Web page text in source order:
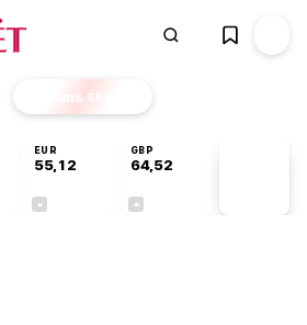
Finans EKSTRA
EUR
55,12
GBP
64,52